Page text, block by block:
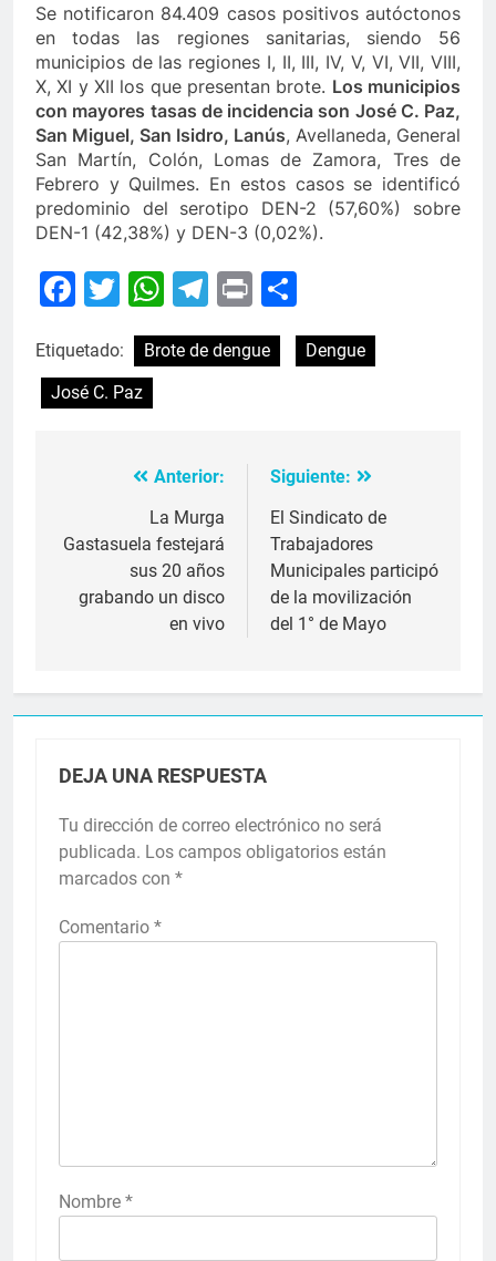
Se notificaron 84.409 casos positivos autóctonos
en todas las regiones sanitarias, siendo 56
municipios de las regiones I, II, III, IV, V, VI, VII, VIII,
X, XI y XII los que presentan brote. Los municipios
con mayores tasas de incidencia son José C. Paz,
San Miguel, San Isidro, Lanús, Avellaneda, General
San Martín, Colón, Lomas de Zamora, Tres de
Febrero y Quilmes. En estos casos se identificó
predominio del serotipo DEN-2 (57,60%) sobre
DEN-1 (42,38%) y DEN-3 (0,02%).
Facebook
Twitter
WhatsApp
Telegram
Print
Etiquetado: Brote de dengue
Dengue
José C. Paz
Navegación
entradas
Anterior:
La Murga
Gastasuela festejará
sus 20 años
grabando un disco
en vivo
Siguiente:
El Sindicato de
Trabajadores
Municipales participó
de la movilización
del 1° de Mayo
DEJA UNA RESPUESTA
Tu dirección de correo electrónico no será
publicada. Los campos obligatorios están
marcados con *
Comentario *
Nombre *